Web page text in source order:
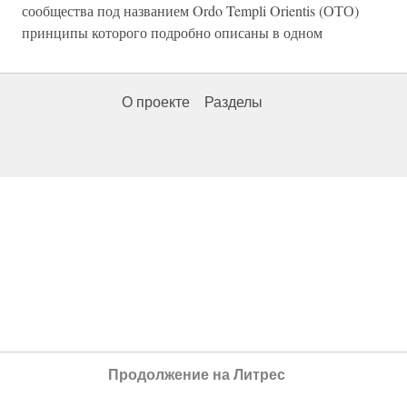
сообщества под названием Ordo Templi Orientis (ОТО)
принципы которого подробно описаны в одном
О проекте Разделы
Продолжение на Литрес